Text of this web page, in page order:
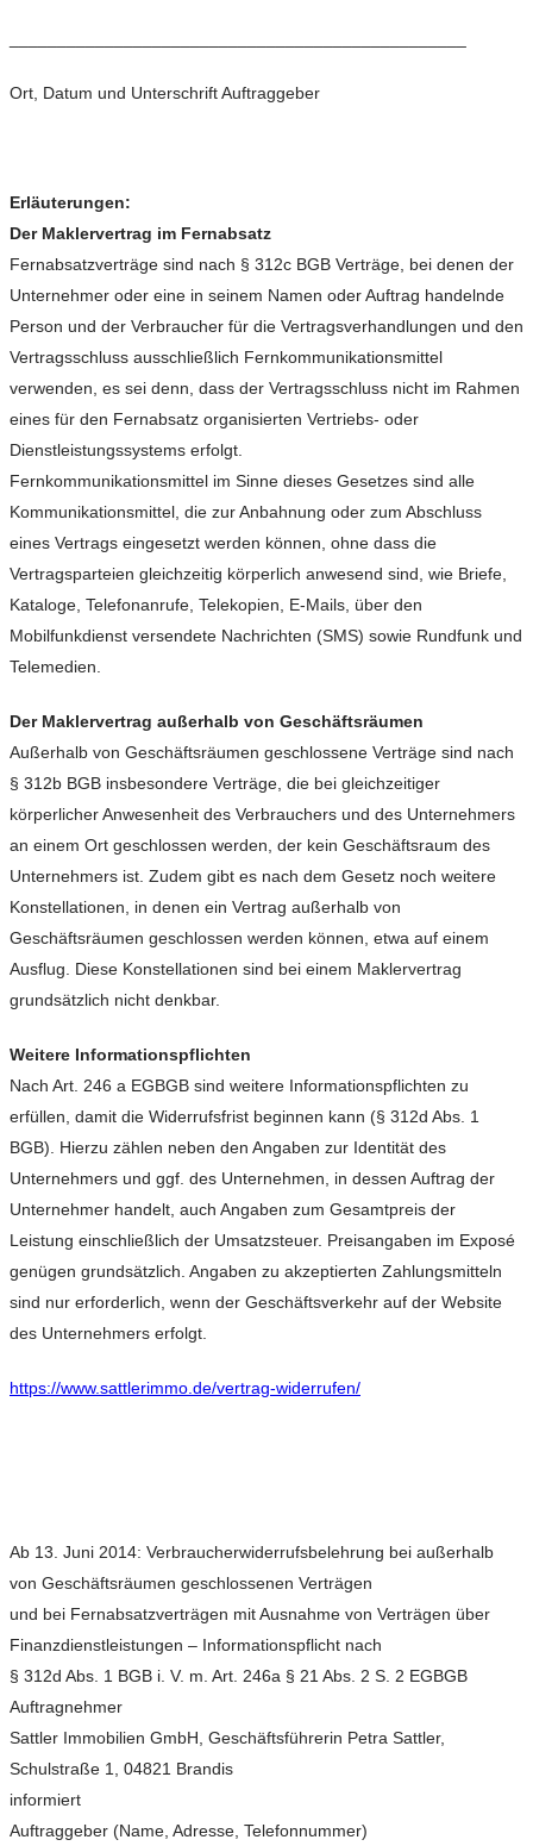
Ort, Datum und Unterschrift Auftraggeber
Erläuterungen:
Der Maklervertrag im Fernabsatz
Fernabsatzverträge sind nach § 312c BGB Verträge, bei denen der
Unternehmer oder eine in seinem Namen oder Auftrag handelnde
Person und der Verbraucher für die Vertragsverhandlungen und den
Vertragsschluss ausschließlich Fernkommunikationsmittel
verwenden, es sei denn, dass der Vertragsschluss nicht im Rahmen
eines für den Fernabsatz organisierten Vertriebs- oder
Dienstleistungssystems erfolgt.
Fernkommunikationsmittel im Sinne dieses Gesetzes sind alle
Kommunikationsmittel, die zur Anbahnung oder zum Abschluss
eines Vertrags eingesetzt werden können, ohne dass die
Vertragsparteien gleichzeitig körperlich anwesend sind, wie Briefe,
Kataloge, Telefonanrufe, Telekopien, E-Mails, über den
Mobilfunkdienst versendete Nachrichten (SMS) sowie Rundfunk und
Telemedien.
Der Maklervertrag außerhalb von Geschäftsräumen
Außerhalb von Geschäftsräumen geschlossene Verträge sind nach
§ 312b BGB insbesondere Verträge, die bei gleichzeitiger
körperlicher Anwesenheit des Verbrauchers und des Unternehmers
an einem Ort geschlossen werden, der kein Geschäftsraum des
Unternehmers ist. Zudem gibt es nach dem Gesetz noch weitere
Konstellationen, in denen ein Vertrag außerhalb von
Geschäftsräumen geschlossen werden können, etwa auf einem
Ausflug. Diese Konstellationen sind bei einem Maklervertrag
grundsätzlich nicht denkbar.
Weitere Informationspflichten
Nach Art. 246 a EGBGB sind weitere Informationspflichten zu
erfüllen, damit die Widerrufsfrist beginnen kann (§ 312d Abs. 1
BGB). Hierzu zählen neben den Angaben zur Identität des
Unternehmers und ggf. des Unternehmen, in dessen Auftrag der
Unternehmer handelt, auch Angaben zum Gesamtpreis der
Leistung einschließlich der Umsatzsteuer. Preisangaben im Exposé
genügen grundsätzlich. Angaben zu akzeptierten Zahlungsmitteln
sind nur erforderlich, wenn der Geschäftsverkehr auf der Website
des Unternehmers erfolgt.
https://www.sattlerimmo.de/vertrag-widerrufen/
Ab 13. Juni 2014: Verbraucherwiderrufsbelehrung bei außerhalb
von Geschäftsräumen geschlossenen Verträgen
und bei Fernabsatzverträgen mit Ausnahme von Verträgen über
Finanzdienstleistungen – Informationspflicht nach
§ 312d Abs. 1 BGB i. V. m. Art. 246a § 21 Abs. 2 S. 2 EGBGB
Auftragnehmer
Sattler Immobilien GmbH, Geschäftsführerin Petra Sattler,
Schulstraße 1, 04821 Brandis
informiert
Auftraggeber (Name, Adresse, Telefonnummer)